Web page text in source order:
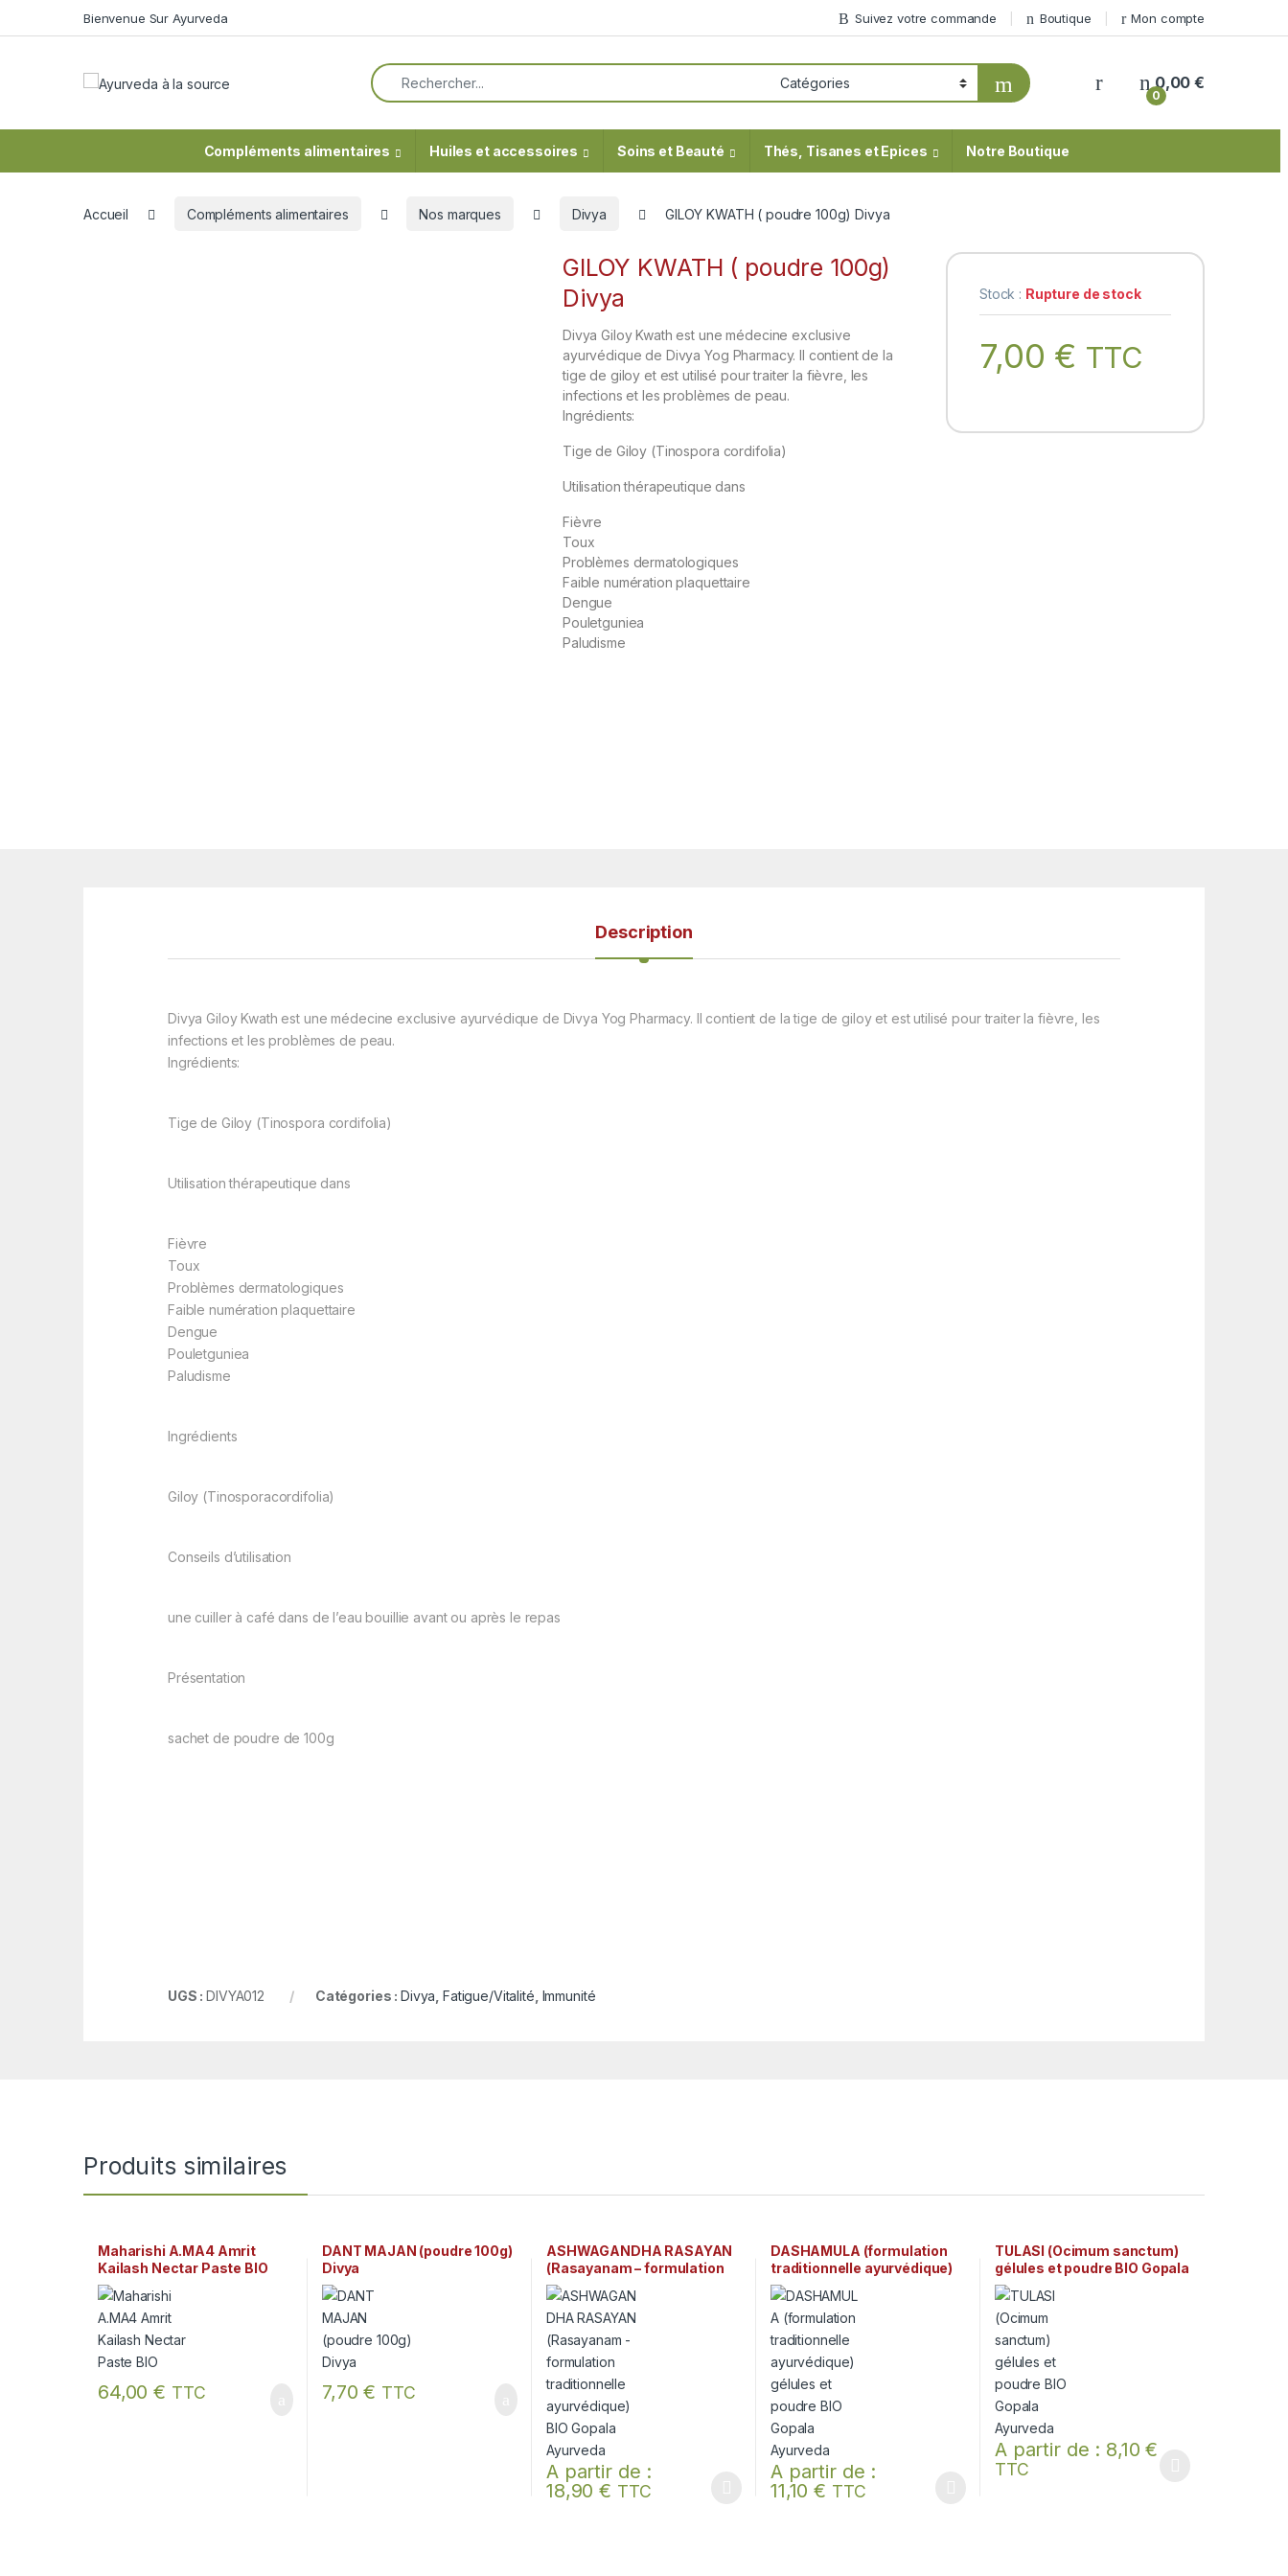
Bienvenue Sur Ayurveda Suivez votre commande Boutique Mon compte
Search for:
My Account
0
0,00€
Compléments alimentaires Huiles et accessoires Soins et Beauté Thés, Tisanes et Epices Notre Boutique
Accueil Compléments alimentaires Nos marques Divya GILOY KWATH ( poudre 100g) Divya
GILOY KWATH ( poudre 100g)
Divya
Divya Giloy Kwath est une médecine exclusive
ayurvédique de Divya Yog Pharmacy. Il contient de la
tige de giloy et est utilisé pour traiter la fièvre, les
infections et les problèmes de peau.
Ingrédients:
Tige de Giloy (Tinospora cordifolia)
Utilisation thérapeutique dans
Fièvre
Toux
Problèmes dermatologiques
Faible numération plaquettaire
Dengue
Pouletguniea
Paludisme
Stock : Rupture de stock
7,00 € TTC
Description
Divya Giloy Kwath est une médecine exclusive ayurvédique de Divya Yog Pharmacy. Il contient de la tige de giloy et est utilisé pour traiter la fièvre, les
infections et les problèmes de peau.
Ingrédients:
Tige de Giloy (Tinospora cordifolia)
Utilisation thérapeutique dans
Fièvre
Toux
Problèmes dermatologiques
Faible numération plaquettaire
Dengue
Pouletguniea
Paludisme
Ingrédients
Giloy (Tinosporacordifolia)
Conseils d’utilisation
une cuiller à café dans de l’eau bouillie avant ou après le repas
Présentation
sachet de poudre de 100g
UGS :DIVYA012 Catégories : Divya ,Fatigue/Vitalité Immunité
Produits similaires
Maharishi A.MA4 Amrit
Kailash Nectar Paste BIO
64,00€ TTC
DANT MAJAN (poudre 100g)
Divya
7,70€ TTC
ASHWAGANDHA RASAYAN
(Rasayanam – formulation
traditionnelle ayurvédique)
BIO Gopala Ayurveda
A partir de :
18,90€ TTC
Ce produit a plusieurs variations. Les options peuvent être choisies sur la page du produit
DASHAMULA (formulation
traditionnelle ayurvédique)
gélules et poudre BIO Gopala
Ayurveda
A partir de :
11,10€ TTC
Ce produit a plusieurs variations. Les options peuvent être choisies sur la page du
TULASI (Ocimum sanctum)
gélules et poudre BIO Gopala
Ayurveda
A partir de : 8,10€
TTC
Ce produit a plusieurs variations. Les options